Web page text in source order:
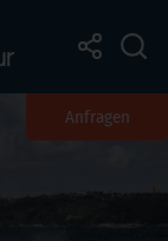
Anfragen